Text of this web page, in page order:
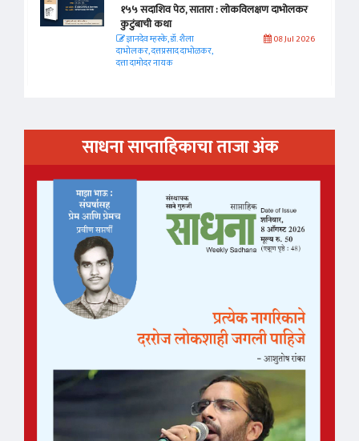
१५५ सदाशिव पेठ, सातारा : लोकविलक्षण दाभोलकर
कुटुंबाची कथा
ज्ञानदेव म्हस्के, डॉ. शैला
दाभोलकर, दत्तप्रसाद दाभोळकर,
दत्ता दामोदर नायक
08 Jul 2026
साधना साप्ताहिकाचा ताजा अंक